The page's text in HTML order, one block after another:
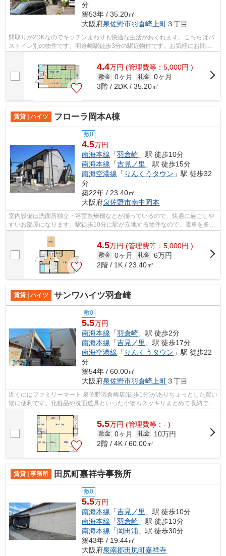
分
築53年 / 35.20㎡
大阪府泉佐野市羽倉崎上町３丁目
間取りが2DKなのでキッチンまわりも快適な生活がおくれます。こちらはバ
ストイレ別の物件です。羽倉崎駅徒歩3分の駅近物件です。お気軽にお問い
4.4万円 (管理費等：5,000円 )
敷金 0ヶ月 礼金 0ヶ月
3階 / 2DK / 35.20㎡
賃貸 | ハイツ フローラ岡本A棟
敷0
4.5万円
南海本線 「羽倉崎 」駅 徒歩10分
南海本線 「吉見ノ里 」駅 徒歩15分
南海空港線 「 りんくうタウン 」駅 徒歩32
分
築22年 / 23.40㎡
大阪府泉佐野市南中岡本
室内設備は洗面所独立・浴室乾燥機などが揃っているので、快適に過ごしや
すいお部屋になります。駅徒歩10分に駅が立地する物件なので、電車を多く
4.5万円 (管理費等：5,000円 )
敷金 0ヶ月 礼金 6万円
2階 / 1K / 23.40㎡
賃貸 | ハイツ サンワハイツ羽倉崎
敷0
5.5万円
南海本線 「羽倉崎 」駅 徒歩2分
南海本線 「吉見ノ里 」駅 徒歩17分
南海空港線 「 りんくうタウン 」駅 徒歩22
分
築54年 / 60.00㎡
大阪府泉佐野市羽倉崎上町３丁目
近くにはファミリーマート 泉佐野羽倉崎店(徒歩1分)がありちょっとした買い
物に便利です。化粧品や洗面道具といった小物もスッキリまとめて収納でき
5.5万円 (管理費等：- )
敷金 0ヶ月 礼金
10万円
2階 / 4K / 60.00㎡
賃貸 | 事務所 田尻町嘉祥寺事務所
敷0
5.5万円
南海本線 「吉見ノ里 」駅 徒歩10分
南海本線 「羽倉崎 」駅 徒歩13分
南海本線 「岡田浦 」駅 徒歩30分
築43年 / 19.44㎡
大阪府泉南郡田尻町嘉祥寺